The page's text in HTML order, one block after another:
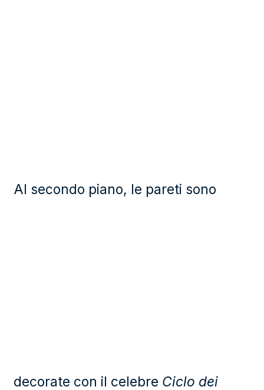
Al secondo piano, le pareti sono
decorate con il celebre Ciclo dei